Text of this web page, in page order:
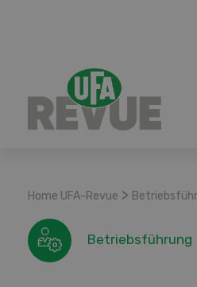
Home UFA-Revue >
Betriebsführung